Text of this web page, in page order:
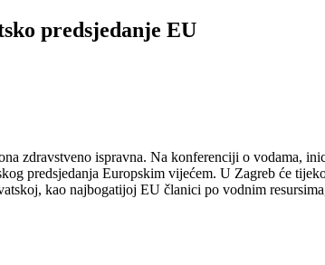
predsjedanje EU
zdravstveno ispravna. Na konferenciji o vodama,
predsjedanja Europskim vijećem. U Zagreb će
kao najbogatijoj EU članici po vodnim